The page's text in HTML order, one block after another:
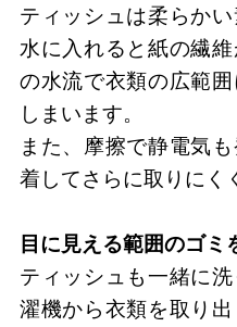
ティッシュは柔らかい
水に入れると紙の繊
の水流で衣類の広範
しまいます。
また、摩擦で静電気
着してさらに取りにく
目に見える範囲のゴミ
ティッシュも一緒に
濯機から衣類を取り